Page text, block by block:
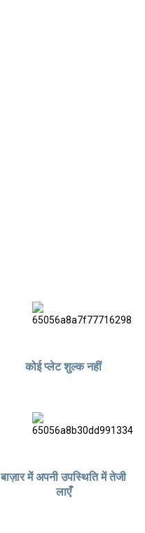
कोई प्लेट शुल्क नहीं
बाज़ार में अपनी उपस्थिति में तेजी
लाएँ